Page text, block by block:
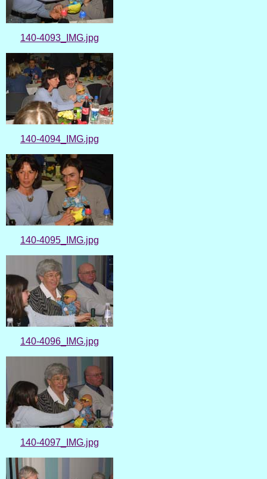
140-4093_IMG.jpg
140-4094_IMG.jpg
140-4095_IMG.jpg
140-4096_IMG.jpg
140-4097_IMG.jpg